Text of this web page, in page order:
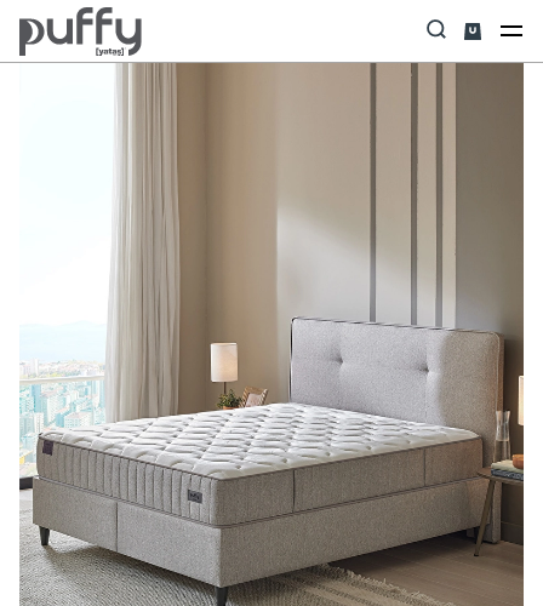
Anasayfa Yatak Baza Başlık Set